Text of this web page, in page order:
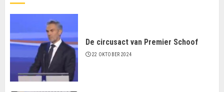
De circusact van Premier Schoof
22 OKTOBER 2024